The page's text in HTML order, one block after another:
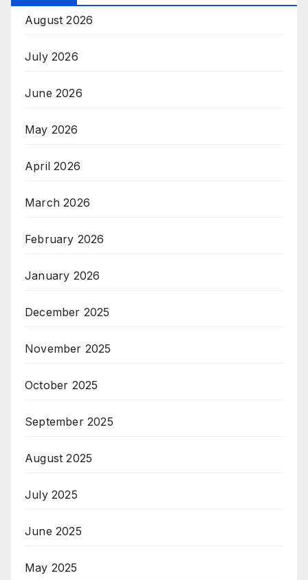
August 2026
July 2026
June 2026
May 2026
April 2026
March 2026
February 2026
January 2026
December 2025
November 2025
October 2025
September 2025
August 2025
July 2025
June 2025
May 2025